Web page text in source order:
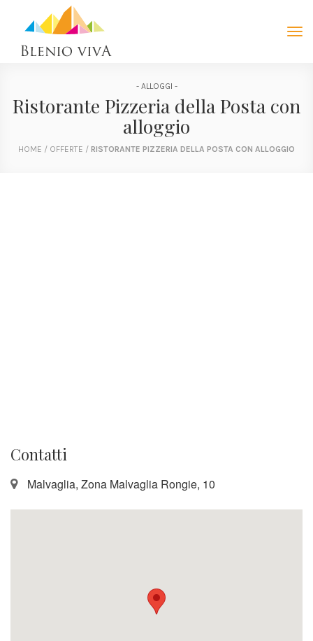
- ALLOGGI -
Ristorante Pizzeria della Posta con
alloggio
HOME / OFFERTE / RISTORANTE PIZZERIA DELLA POSTA CON ALLOGGIO
Contatti
Malvaglia, Zona Malvaglia Rongie, 10